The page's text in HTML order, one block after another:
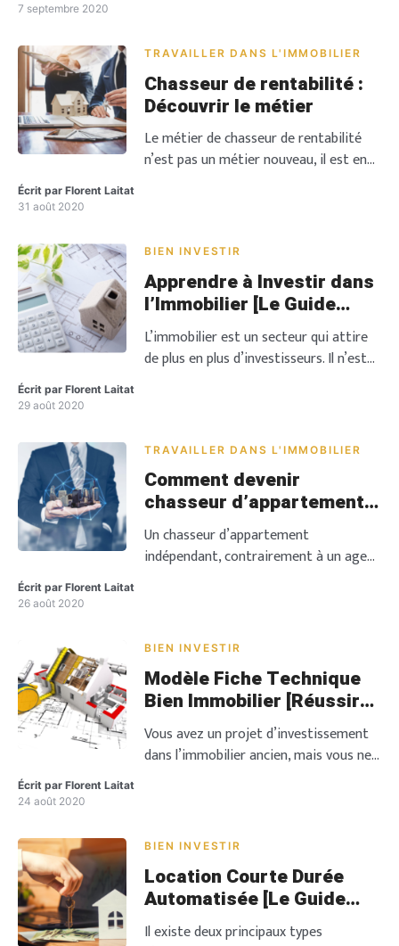
particuliers. Acheter immeuble de
pour certains investisseurs et un rêve
pour d’autres. L’immeuble de rapport
se présente comme une solution
redoutable pour […]
7 septembre 2020
TRAVAILLER DANS L'IMMOBILIER
Chasseur de rentabilité :
Découvrir le métier
Le métier de chasseur de rentabilité
n’est pas un métier nouveau, il est en
d’avant gout, nous dirons que le
ressembler à un agent immobilier. Pour
jouir de ce statut, mieux payé […]
Écrit par Florent Laitat
31 août 2020
BIEN INVESTIR
Apprendre à Investir dans
l’Immobilier [Le Guide
2020]
L’immobilier est un secteur qui attire
de plus en plus d’investisseurs. Il n’est
l’immobilier. Si acheter de l’immobilier
tente, voici un guide étape par étape
pour apprendre à investir dans […]
Écrit par Florent Laitat
29 août 2020
TRAVAILLER DANS L'IMMOBILIER
Comment devenir
chasseur d’appartement
indépendant ?
Un chasseur d’appartement
indépendant, contrairement à un agent
service et se met pour cela en quête du
maximum à leurs besoins. Devenant
l’intermédiaire principal, le chasseur
d’appartement va assurer la
prospection de […]
Écrit par Florent Laitat
26 août 2020
BIEN INVESTIR
Modèle Fiche Technique
Bien Immobilier [Réussir
Une Visite]
Vous avez un projet d’investissement
dans l’immobilier ancien, mais vous ne
delà, vous ignorez quels sont les
vous lancer. Avec cet article, vous êtes
donc au bon endroit pour vous
constituer […]
Écrit par Florent Laitat
24 août 2020
BIEN INVESTIR
Location Courte Durée
Automatisée [Le Guide
pour Réussir]
Il existe deux principaux types